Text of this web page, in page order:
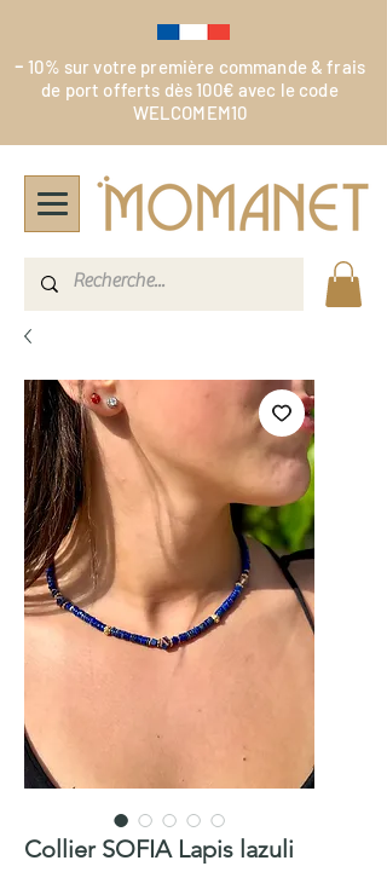
- 10% sur votre première commande & frais
de port offerts dès 100€ avec le code
WELCOMEM10
Collier SOFIA Lapis lazuli